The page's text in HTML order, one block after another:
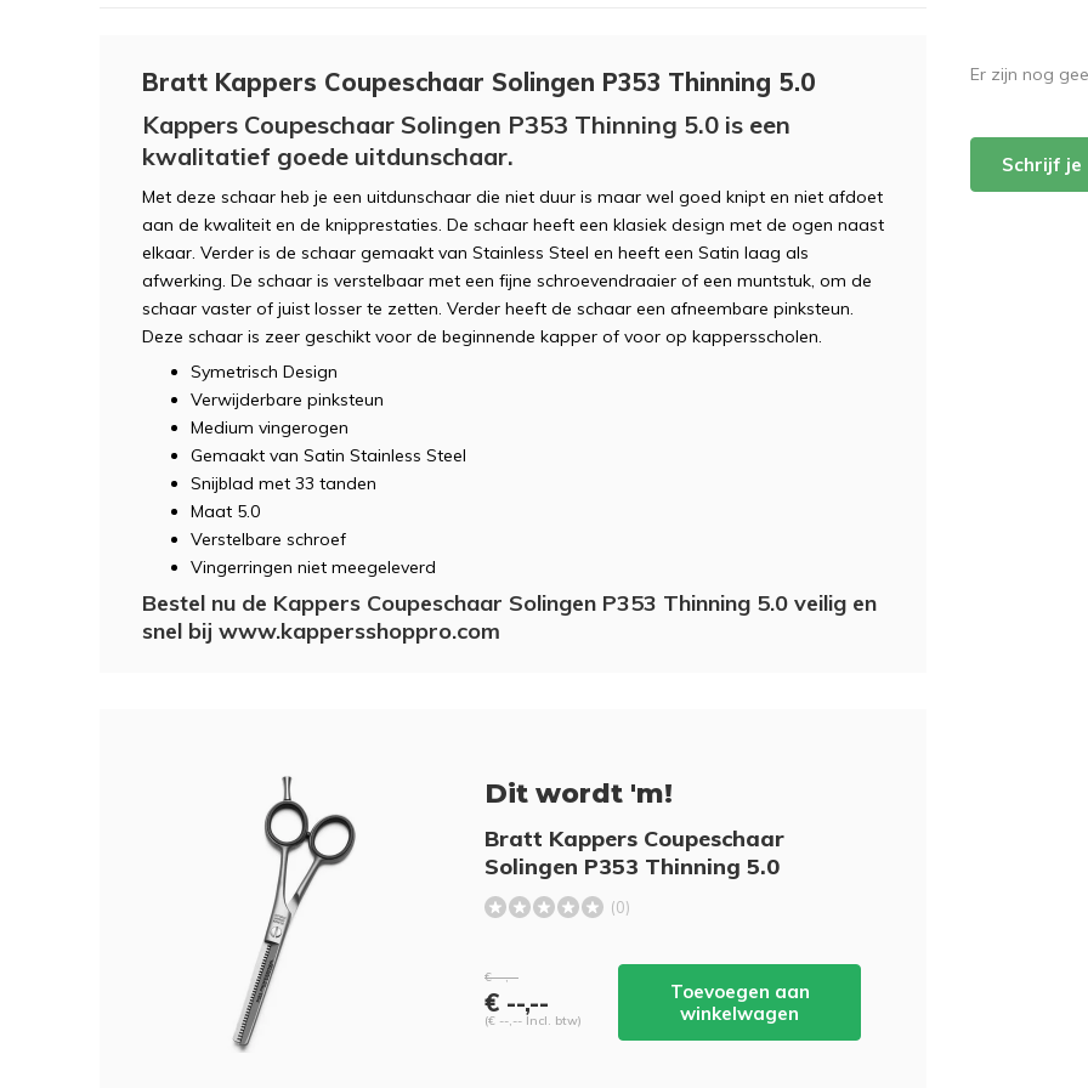
Bratt Kappers Coupeschaar Solingen P353 Thinning 5.0
Kappers Coupeschaar Solingen P353 Thinning 5.0 is een
kwalitatief goede uitdunschaar.
Met deze schaar heb je een uitdunschaar die niet duur is maar wel goed knipt en niet afdoet
aan de kwaliteit en de knipprestaties. De schaar heeft een klasiek design met de ogen naast
elkaar. Verder is de schaar gemaakt van Stainless Steel en heeft een Satin laag als
afwerking. De schaar is verstelbaar met een fijne schroevendraaier of een muntstuk, om de
schaar vaster of juist losser te zetten. Verder heeft de schaar een afneembare pinksteun.
Deze schaar is zeer geschikt voor de beginnende kapper of voor op kappersscholen.
Symetrisch Design
Verwijderbare pinksteun
Medium vingerogen
Gemaakt van Satin Stainless Steel
Snijblad met 33 tanden
Maat 5.0
Verstelbare schroef
Vingerringen niet meegeleverd
Bestel nu de Kappers Coupeschaar Solingen P353 Thinning 5.0 veilig en
snel bij www.kappersshoppro.com
Dit wordt 'm!
Bratt Kappers Coupeschaar
Solingen P353 Thinning 5.0
(0)
€ --,--
€ --,--
(€ --,-- Incl. btw)
Toevoegen aan
winkelwagen
Er zijn nog
Schrijf